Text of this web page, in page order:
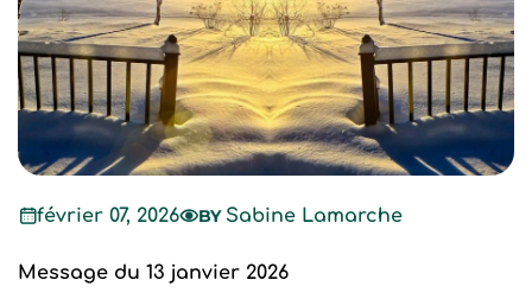
février 07, 2026 BY Sabine Lamarche
Message du 13 janvier 2026